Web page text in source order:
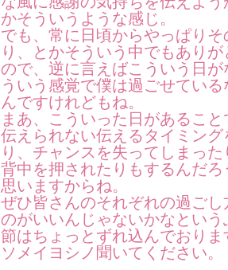
かそういうような感じ。
でも、常に日頃からやっぱり
り、とかそういう中でもあり
ので、逆に言えばこういう日
ういう感覚で僕は過ごせてい
んですけれどもね。
まあ、こういった日があるこ
伝えられない伝えるタイミン
り、チャンスを失ってしまっ
背中を押されたりもするんだ
思いますからね。
ぜひ皆さんのそれぞれの過ご
のがいいんじゃないかなとい
節はちょっとずれ込んでおり
ソメイヨシノ聞いてください。